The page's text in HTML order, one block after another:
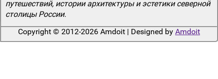
путешествий, истории архитектуры и эстетики северной
столицы России.
Copyright © 2012-2026 Amdoit | Designed by Amdoit